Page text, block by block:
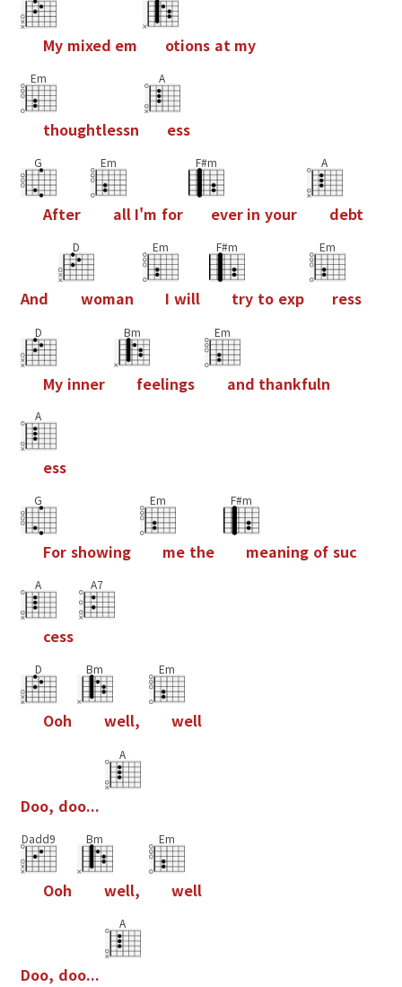
My mixed em otions at my
Em
thoughtlessn
A
ess
G
After
Em
all I'm for
F#m
ever in your
A
debt
And
D
woman
Em
I will
F#m
try to exp
Em
ress
D
My inner
Bm
feelings
Em
and thankfuln
A
ess
G
For showing
Em
me the
F#m
meaning of suc
A
cess
A7
D
Ooh
Bm
well,
Em
well
Doo, doo...
A
Dadd9
Ooh
Bm
well,
Em
well
Doo, doo...
A